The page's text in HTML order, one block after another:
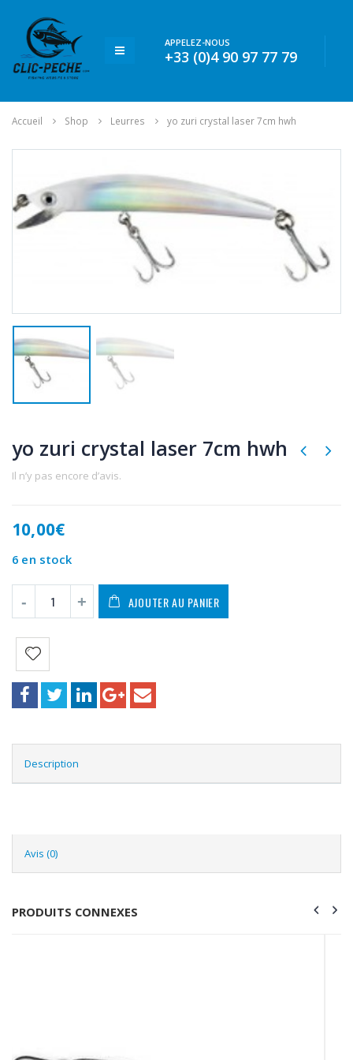
APPELEZ-NOUS
+33 (0)4 90 97 77 79
Accueil Shop Leurres yo zuri crystal laser 7cm hwh
yo zuri crystal laser 7cm hwh
Il n’y pas encore d’avis.
10,00€
6 en stock
AJOUTER AU PANIER
Description
Avis (0)
PRODUITS CONNEXES